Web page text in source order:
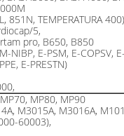
851N, TEMPERATURA
5,
pro, B650, B850
NIBP, E-PSM, E-COPSV,
E-PRESTN)
MP80, MP90
M3015A, M3016A,
60003),